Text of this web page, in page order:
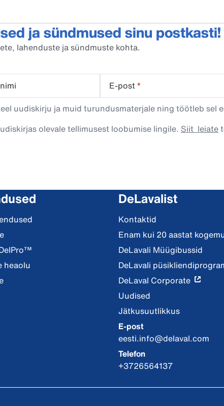
ja sündmused sinu postkasti!
lahenduste ja sündmuste kohta.
E-post*
uudiskirju ja muid turundusmaterjale ning töötleb sel
olevale tellimusest loobumise lingile. Siit leiate
heaolu
DeLavalist
Kontaktid
Enam kui 20 aastat
DeLavali Müügibussid
DeLavali
DeLaval Corporate
Uudised
Jätkusuutlikkus
E-post
eesti.info@delaval.com
Telefon
+3726564137